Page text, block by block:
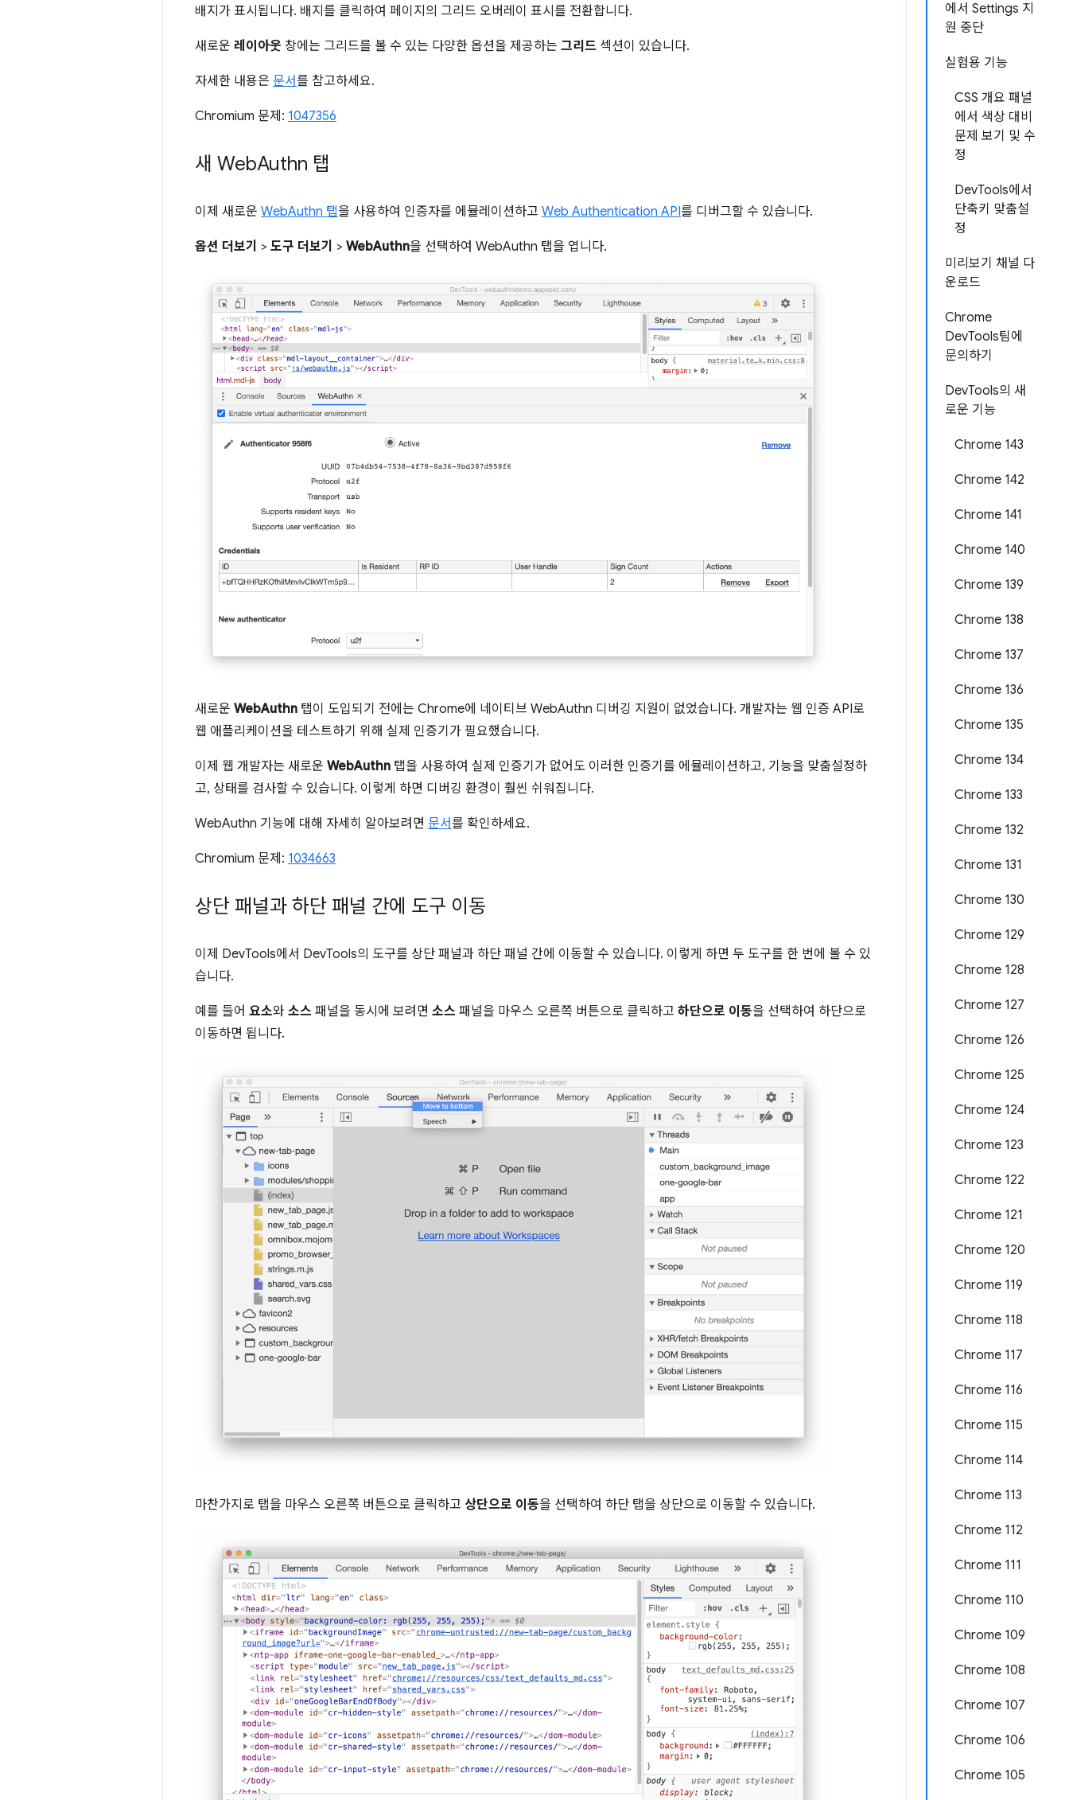
에서 Settings 지
원 중단
실험용 기능
CSS 개요 패널
에서 색상 대비
문제 보기 및 수
정
DevTools에서
단축키 맞춤설
정
미리보기 채널 다
운로드
Chrome
DevTools팀에
문의하기
DevTools의 새
로운 기능
Chrome 143
Chrome 142
Chrome 141
Chrome 140
Chrome 139
Chrome 138
Chrome 137
Chrome 136
Chrome 135
Chrome 134
Chrome 133
Chrome 132
Chrome 131
Chrome 130
Chrome 129
Chrome 128
Chrome 127
Chrome 126
Chrome 125
Chrome 124
Chrome 123
Chrome 122
Chrome 121
Chrome 120
Chrome 119
Chrome 118
Chrome 117
Chrome 116
Chrome 115
Chrome 114
Chrome 113
Chrome 112
Chrome 111
Chrome 110
Chrome 109
Chrome 108
Chrome 107
Chrome 106
Chrome 105
배지가 표시됩니다. 배지를 클릭하여 페이지의 그리드 오버레이 표시를 전환합니다.
새로운 레이아웃 창에는 그리드를 볼 수 있는 다양한 옵션을 제공하는 그리드 섹션이 있습니다.
자세한 내용은 문서를 참고하세요.
Chromium 문제: 1047356
새 WebAuthn 탭
이제 새로운 WebAuthn 탭을 사용하여 인증자를 에뮬레이션하고 Web Authentication API를 디버그할 수 있습니다.
옵션 더보기 > 도구 더보기 > WebAuthn을 선택하여 WebAuthn 탭을 엽니다.
새로운 WebAuthn 탭이 도입되기 전에는 Chrome에 네이티브 WebAuthn 디버깅 지원이 없었습니다. 개발자는 웹 인증 API로
웹 애플리케이션을 테스트하기 위해 실제 인증기가 필요했습니다.
이제 웹 개발자는 새로운 WebAuthn 탭을 사용하여 실제 인증기가 없어도 이러한 인증기를 에뮬레이션하고, 기능을 맞춤설정하
고, 상태를 검사할 수 있습니다. 이렇게 하면 디버깅 환경이 훨씬 쉬워집니다.
WebAuthn 기능에 대해 자세히 알아보려면 문서를 확인하세요.
Chromium 문제: 1034663
상단 패널과 하단 패널 간에 도구 이동
이제 DevTools에서 DevTools의 도구를 상단 패널과 하단 패널 간에 이동할 수 있습니다. 이렇게 하면 두 도구를 한 번에 볼 수 있
습니다.
예를 들어 요소와 소스 패널을 동시에 보려면 소스 패널을 마우스 오른쪽 버튼으로 클릭하고 하단으로 이동을 선택하여 하단으로
이동하면 됩니다.
마찬가지로 탭을 마우스 오른쪽 버튼으로 클릭하고 상단으로 이동을 선택하여 하단 탭을 상단으로 이동할 수 있습니다.